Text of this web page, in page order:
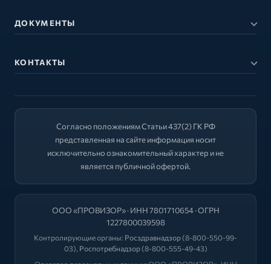
ДОКУМЕНТЫ
КОНТАКТЫ
Согласно положениям Статьи 437(2) ГК РФ
представленная на сайте информация носит
исключительно ознакомительный характер и не
является публичной офертой.
ООО «ПРОВИЗОР» · ИНН 7801710654 · ОГРН
1227800039598
Контролирующие органы: Росздравнадзор(8-800-550-99-
03), Роспотребнадзор(8-800-555-49-43)